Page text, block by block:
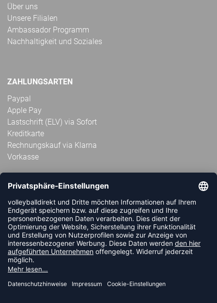
Über uns
Unsere Filialen
Ambassador Programm
Nachhaltigkeit und Soziales
ZAHLUNGSARTEN
Paypal
Apple Pay
Lastschrift (ELV) via Sofort
Kreditkarte
Rechnungskauf via Klarna
Vorkasse
ABONNIERE JETZT DEN KOSTENLOSEN
VOLLEYBALLDIREKT-NEWSLETTER UND VERPASSE KEINE
NEUIGKEIT ODER AKTION MEHR.
JETZT ANMELDEN